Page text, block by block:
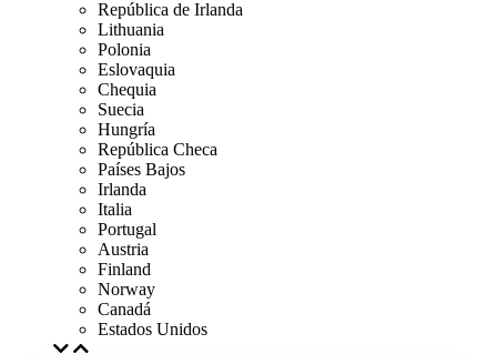
República de Irlanda
Lithuania
Polonia
Eslovaquia
Chequia
Suecia
Hungría
República Checa
Países Bajos
Irlanda
Italia
Portugal
Austria
Finland
Norway
Canadá
Estados Unidos